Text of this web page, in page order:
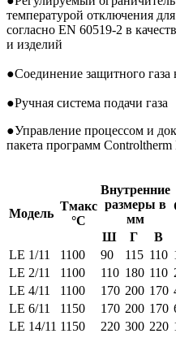
температурой отключения
согласно EN 60519-2 в
и изделий
●Соединение защитного газа
●Ручная система подачи газа
●Управление процессом и
пакета программ
Модель
Tмакс
°C
Внутренние
размеры в
мм
Ш Г В
LE 1/11
1100 90 115 110
LE 2/11
1100 110 180 110
LE 4/11
1100 170 200 170
LE 6/11
1150 170 200 170
LE 14/11 1150 220 300 220